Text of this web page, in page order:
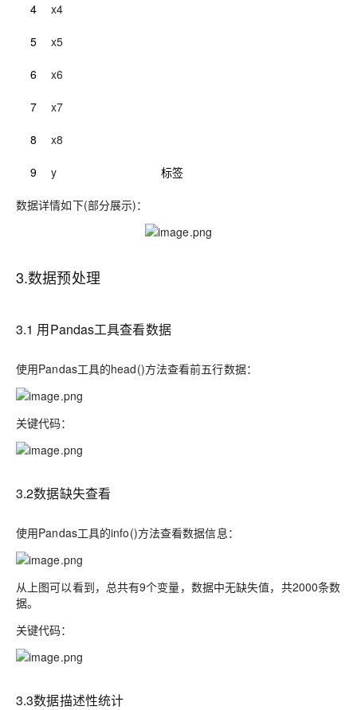
4 x4
5 x5
6 x6
7 x7
8 x8
9 y 标签
数据详情如下(部分展示)：
3.数据预处理
3.1 用Pandas工具查看数据
使用Pandas工具的head()方法查看前五行数据：
关键代码：
3.2数据缺失查看
使用Pandas工具的info()方法查看数据信息：
从上图可以看到，总共有9个变量，数据中无缺失值，共2000条数
据。
关键代码：
3.3数据描述性统计